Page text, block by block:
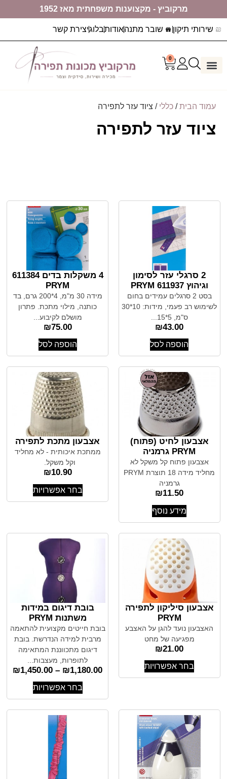
מרקוביץ - מקצוענות משפחתית מאז 1952
שירותי תיקון שובר מתנהאודותבלוגיצירת קשר
0
עמוד הבית/כללי / ציוד עזר לתפירה
ציוד עזר לתפירה
2 סרגלי עזר לסימון
וגיהוץ PRYM 611937
בסט 2 סרגלים עמידים בחום
לשימוש רב פעמי, מידות: 10*30
ס"מ, 5*15...
₪43.00
הוספה לסל
4 משקלות בדים 611384
PRYM
מידה 30 מ"מ, 4*200 גרם, בד
כותנה, מילוי מתכת. פתרון
מושלם לקיבוע...
₪75.00
הוספה לסל
אצבעון לחיט (פתוח)
PRYM גרמניה
אצבעון פתוח קל משקל לא
מחליד מידה 18 תוצרת PRYM
גרמניה
₪11.50
מידע נוסף
אצבעון מתכת לתפירה
ממתכת איכותית - לא מחליד
וקל משקל.
₪10.90
בחר אפשרויות
אצבעון סיליקון לתפירה
PRYM
האצבעון נועד להגן על האצבע
מפגיעה של מחט
₪21.00
בחר אפשרויות
בובת דיגום במידות
משתנות PRYM
בובת חייטים מקצועית להתאמה
מרבית למידה הנדרשת. בובת
דיגום מתכווננת המתאימה
לתופרות, מעצבות...
₪1,180.00
–
₪1,450.00
בחר אפשרויות